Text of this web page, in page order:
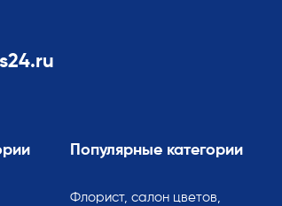
Популярные категории
Флорист, салон цветов,